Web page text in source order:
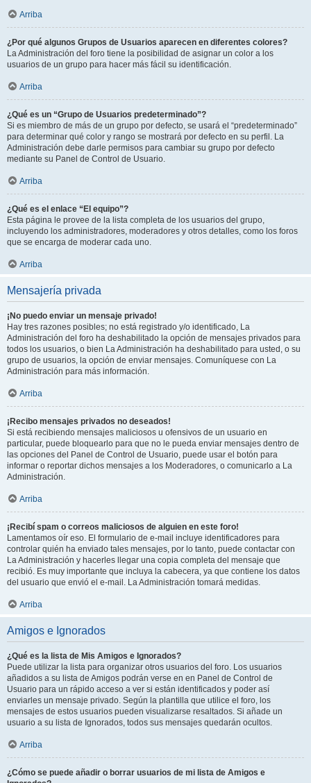
Arriba
¿Por qué algunos Grupos de Usuarios aparecen en diferentes colores?
La Administración del foro tiene la posibilidad de asignar un color a los
usuarios de un grupo para hacer más fácil su identificación.
Arriba
¿Qué es un “Grupo de Usuarios predeterminado”?
Si es miembro de más de un grupo por defecto, se usará el “predeterminado”
para determinar qué color y rango se mostrará por defecto en su perfil. La
Administración debe darle permisos para cambiar su grupo por defecto
mediante su Panel de Control de Usuario.
Arriba
¿Qué es el enlace “El equipo”?
Esta página le provee de la lista completa de los usuarios del grupo,
incluyendo los administradores, moderadores y otros detalles, como los foros
que se encarga de moderar cada uno.
Arriba
Mensajería privada
¡No puedo enviar un mensaje privado!
Hay tres razones posibles; no está registrado y/o identificado, La
Administración del foro ha deshabilitado la opción de mensajes privados para
todos los usuarios, o bien La Administración ha deshabilitado para usted, o su
grupo de usuarios, la opción de enviar mensajes. Comuníquese con La
Administración para más información.
Arriba
¡Recibo mensajes privados no deseados!
Si está recibiendo mensajes maliciosos u ofensivos de un usuario en
particular, puede bloquearlo para que no le pueda enviar mensajes dentro de
las opciones del Panel de Control de Usuario, puede usar el botón para
informar o reportar dichos mensajes a los Moderadores, o comunicarlo a La
Administración.
Arriba
¡Recibí spam o correos maliciosos de alguien en este foro!
Lamentamos oír eso. El formulario de e-mail incluye identificadores para
controlar quién ha enviado tales mensajes, por lo tanto, puede contactar con
La Administración y hacerles llegar una copia completa del mensaje que
recibió. Es muy importante que incluya la cabecera, ya que contiene los datos
del usuario que envió el e-mail. La Administración tomará medidas.
Arriba
Amigos e Ignorados
¿Qué es la lista de Mis Amigos e Ignorados?
Puede utilizar la lista para organizar otros usuarios del foro. Los usuarios
añadidos a su lista de Amigos podrán verse en en Panel de Control de
Usuario para un rápido acceso a ver si están identificados y poder así
enviarles un mensaje privado. Según la plantilla que utilice el foro, los
mensajes de estos usuarios pueden visualizarse resaltados. Si añade un
usuario a su lista de Ignorados, todos sus mensajes quedarán ocultos.
Arriba
¿Cómo se puede añadir o borrar usuarios de mi lista de Amigos e